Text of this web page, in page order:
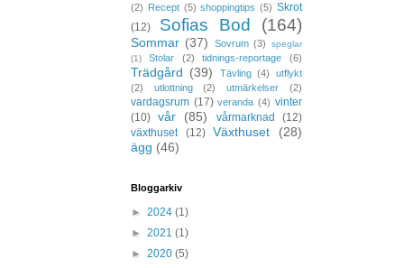
(2) Recept (5) shoppingtips (5) Skrot
(12)
Sofias Bod (164)
Sommar (37) Sovrum (3)
speglar
(1)
Stolar (2) tidnings-reportage (6)
Trädgård (39) Tävling (4)
utflykt
(2)
utlottning (2) utmärkelser (2)
vardagsrum (17) veranda (4) vinter
(10) vår (85) vårmarknad
(12)
växthuset
(12) Växthuset
(28)
ägg (46)
Bloggarkiv
► 2024 (1)
► 2021 (1)
► 2020 (5)